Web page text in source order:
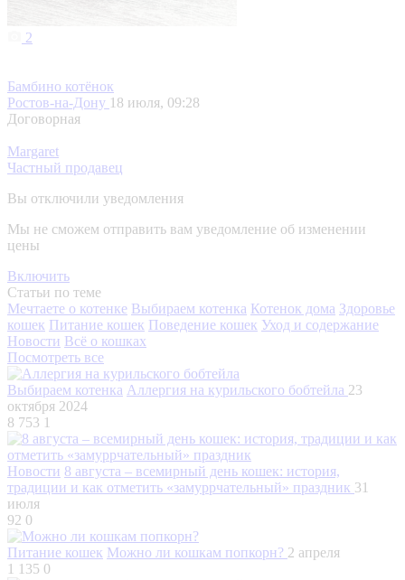
2
Бамбино котёнок
Ростов-на-Дону 18 июля, 09:28
Договорная
Margaret
Частный продавец
Вы отключили уведомления
Мы не сможем отправить вам уведомление об изменении
цены
Включить
Статьи по теме
Мечтаете о котенке Выбираем котенка Котенок дома Здоровье
кошек Питание кошек Поведение кошек Уход и содержание
Новости Всё о кошках
Посмотреть все
Выбираем котенка Аллергия на курильского бобтейла 23
октября 2024
8 753 1
Новости 8 августа – всемирный день кошек: история,
традиции и как отметить «замуррчательный» праздник 31
июля
92 0
Питание кошек Можно ли кошкам попкорн? 2 апреля
1 135 0